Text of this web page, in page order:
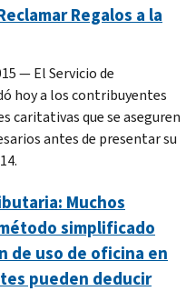
Regalos a la
― El Servicio de
hoy a los contribuyentes
caritativas que se aseguren
antes de presentar su
Muchos
simplificado
de uso de oficina en
pueden deducir